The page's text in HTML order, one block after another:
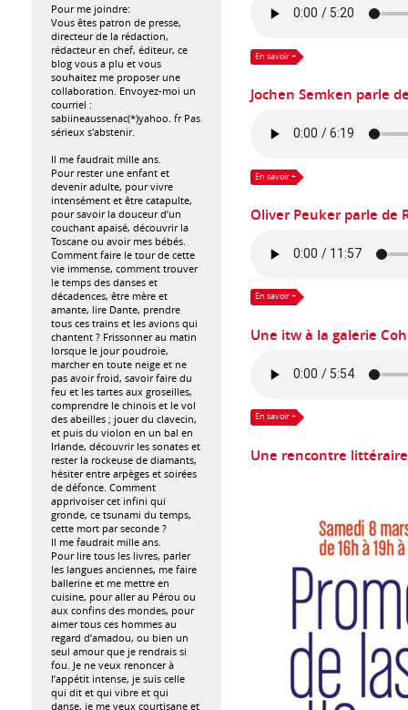
Pour me joindre:
Vous êtes patron de presse,
directeur de la rédaction,
rédacteur en chef, éditeur, ce
blog vous a plu et vous
souhaitez me proposer une
collaboration. Envoyez-moi un
courriel :
sabiineaussenac(*)yahoo. fr Pas
sérieux s'abstenir.
Il me faudrait mille ans.
Pour rester une enfant et
devenir adulte, pour vivre
intensément et être catapulte,
pour savoir la douceur d’un
couchant apaisé, découvrir la
Toscane ou avoir mes bébés.
Comment faire le tour de cette
vie immense, comment trouver
le temps des danses et
décadences, être mère et
amante, lire Dante, prendre
tous ces trains et les avions qui
chantent ? Frissonner au matin
lorsque le jour poudroie,
marcher en toute neige et ne
pas avoir froid, savoir faire du
feu et les tartes aux groseilles,
comprendre le chinois et le vol
des abeilles ; jouer du clavecin,
et puis du violon en un bal en
Irlande, découvrir les sonates et
rester la rockeuse de diamants,
hésiter entre arpèges et soirées
de défonce. Comment
apprivoiser cet infini qui
gronde, ce tsunami du temps,
cette mort par seconde ?
Il me faudrait mille ans.
Pour lire tous les livres, parler
les langues anciennes, me faire
ballerine et me mettre en
cuisine, pour aller au Pérou ou
aux confins des mondes, pour
aimer tous ces hommes au
regard d’amadou, ou bien un
seul amour que je rendrais si
fou. Je ne veux renoncer à
l’appétit intense, je suis celle
qui dit et qui vibre et qui
danse, je me veux courtisane et
En savoir +
Jochen Semken parle
En savoir +
Oliver Peuker parle de
En savoir +
Une itw à la galerie
En savoir +
Une rencontre